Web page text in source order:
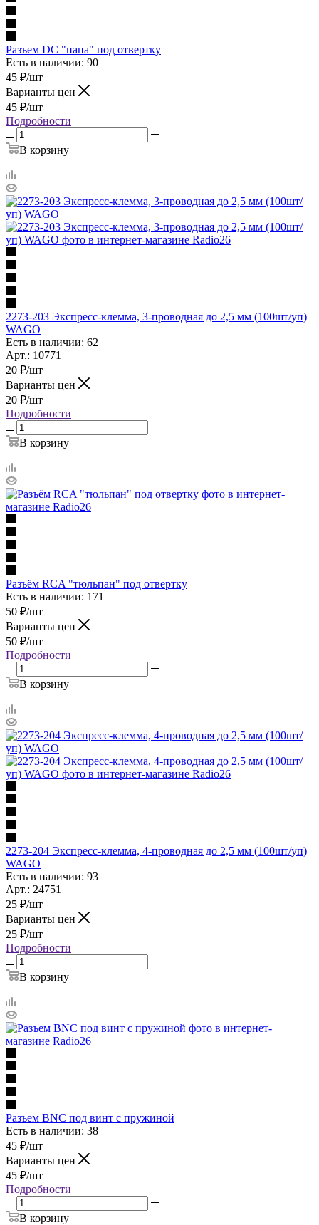
Разъем DC "папа" под отвертку
Есть в наличии: 90
45 ₽/шт
Варианты цен
45 ₽/шт
Подробности
В корзину
2273-203 Экспресс-клемма, 3-проводная до 2,5 мм (100шт/уп)
WAGO
Есть в наличии: 62
Арт.: 10771
20 ₽/шт
Варианты цен
20 ₽/шт
Подробности
В корзину
Разъём RCA "тюльпан" под отвертку
Есть в наличии: 171
50 ₽/шт
Варианты цен
50 ₽/шт
Подробности
В корзину
2273-204 Экспресс-клемма, 4-проводная до 2,5 мм (100шт/уп)
WAGO
Есть в наличии: 93
Арт.: 24751
25 ₽/шт
Варианты цен
25 ₽/шт
Подробности
В корзину
Разъем BNC под винт с пружиной
Есть в наличии: 38
45 ₽/шт
Варианты цен
45 ₽/шт
Подробности
В корзину